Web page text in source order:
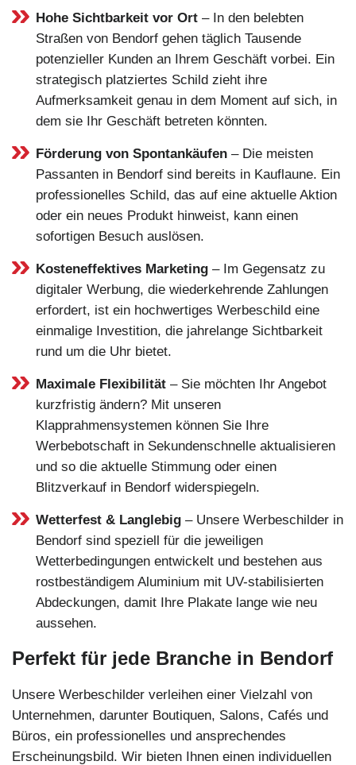
Hohe Sichtbarkeit vor Ort – In den belebten
Straßen von Bendorf gehen täglich Tausende
potenzieller Kunden an Ihrem Geschäft vorbei. Ein
strategisch platziertes Schild zieht ihre
Aufmerksamkeit genau in dem Moment auf sich, in
dem sie Ihr Geschäft betreten könnten.
Förderung von Spontankäufen – Die meisten
Passanten in Bendorf sind bereits in Kauflaune. Ein
professionelles Schild, das auf eine aktuelle Aktion
oder ein neues Produkt hinweist, kann einen
sofortigen Besuch auslösen.
Kosteneffektives Marketing – Im Gegensatz zu
digitaler Werbung, die wiederkehrende Zahlungen
erfordert, ist ein hochwertiges Werbeschild eine
einmalige Investition, die jahrelange Sichtbarkeit
rund um die Uhr bietet.
Maximale Flexibilität – Sie möchten Ihr Angebot
kurzfristig ändern? Mit unseren
Klapprahmensystemen können Sie Ihre
Werbebotschaft in Sekundenschnelle aktualisieren
und so die aktuelle Stimmung oder einen
Blitzverkauf in Bendorf widerspiegeln.
Wetterfest & Langlebig – Unsere Werbeschilder in
Bendorf sind speziell für die jeweiligen
Wetterbedingungen entwickelt und bestehen aus
rostbeständigem Aluminium mit UV-stabilisierten
Abdeckungen, damit Ihre Plakate lange wie neu
aussehen.
Perfekt für jede Branche in Bendorf
Unsere Werbeschilder verleihen einer Vielzahl von
Unternehmen, darunter Boutiquen, Salons, Cafés und
Büros, ein professionelles und ansprechendes
Erscheinungsbild. Wir bieten Ihnen einen individuellen